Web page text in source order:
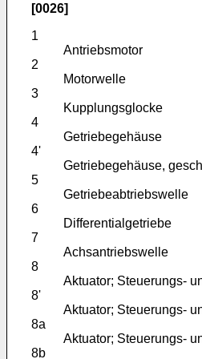
[0026]
1
Antriebsmotor
2
Motorwelle
3
Kupplungsglocke
4
Getriebegehäuse
4'
Getriebegehäuse,
5
Getriebeabtriebswelle
6
Differentialgetriebe
7
Achsantriebswelle
8
Aktuator; Steuerungs-
8'
Aktuator; Steuerungs-
8a
Aktuator; Steuerungs-
8b